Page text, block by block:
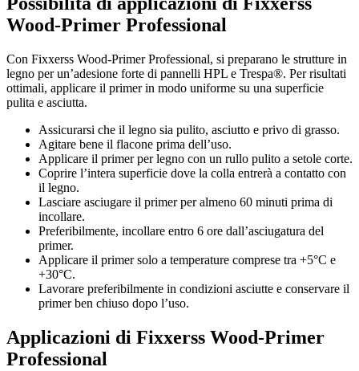
Wood-Primer Professional
Con Fixxerss Wood-Primer Professional, si preparano le strutture in
legno per un’adesione forte di pannelli HPL e Trespa®. Per risultati
ottimali, applicare il primer in modo uniforme su una superficie
pulita e asciutta.
Assicurarsi che il legno sia pulito, asciutto e privo di grasso.
Agitare bene il flacone prima dell’uso.
Applicare il primer per legno con un rullo pulito a setole corte.
Coprire l’intera superficie dove la colla entrerà a contatto con
il legno.
Lasciare asciugare il primer per almeno 60 minuti prima di
incollare.
Preferibilmente, incollare entro 6 ore dall’asciugatura del
primer.
Applicare il primer solo a temperature comprese tra +5°C e
+30°C.
Lavorare preferibilmente in condizioni asciutte e conservare il
primer ben chiuso dopo l’uso.
Applicazioni di Fixxerss Wood-Primer
Professional